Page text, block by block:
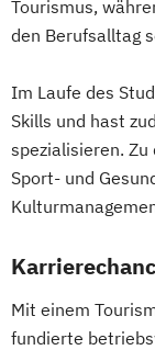
Tourismus,
den Berufsalltag
Im Laufe des
Skills und hast
spezialisieren.
Sport- und
Mit einem
fundierte